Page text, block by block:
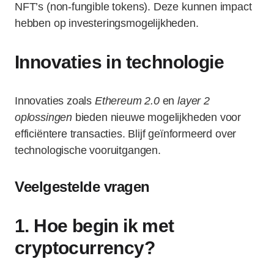
NFT’s (non-fungible tokens). Deze kunnen impact
hebben op investeringsmogelijkheden.
Innovaties in technologie
Innovaties zoals Ethereum 2.0enlayer 2
oplossingen bieden nieuwe mogelijkheden voor
efficiëntere transacties. Blijf geïnformeerd over
technologische vooruitgangen.
Veelgestelde vragen
1. Hoe begin ik met
cryptocurrency?